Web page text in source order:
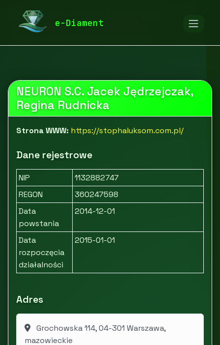
e-Diament
diamentspa.pl
Leki, suplementy i art. prozdrowotne
NEURON S.C. Jacek Jędrzejczak,
Regina Rudnicka
Strona WWW: https://stophaluksom.com.pl/
Dane rejestrowe
NIP
1132882747
REGON
360247598
Data
powstania
2014-12-01
Data
rozpoczęcia
działalności
2015-01-01
Adres
Grochowska 114, 04-301 Warszawa,
mazowieckie